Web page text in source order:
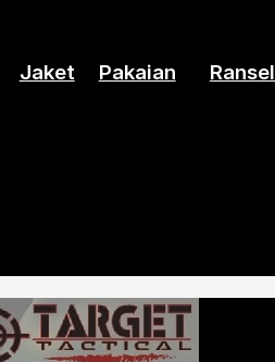
Jaket Pakaian Ransel